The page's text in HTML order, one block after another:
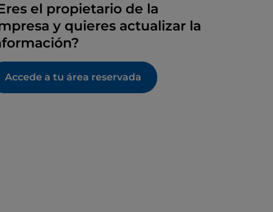
el propietario de la
y quieres actualizar la
Accede a tu área reservada